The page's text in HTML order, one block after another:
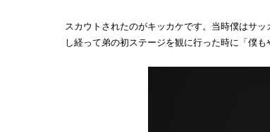
スカウトされたのがキッカケです。当時僕はサ
し経って弟の初ステージを観に行った時に「僕